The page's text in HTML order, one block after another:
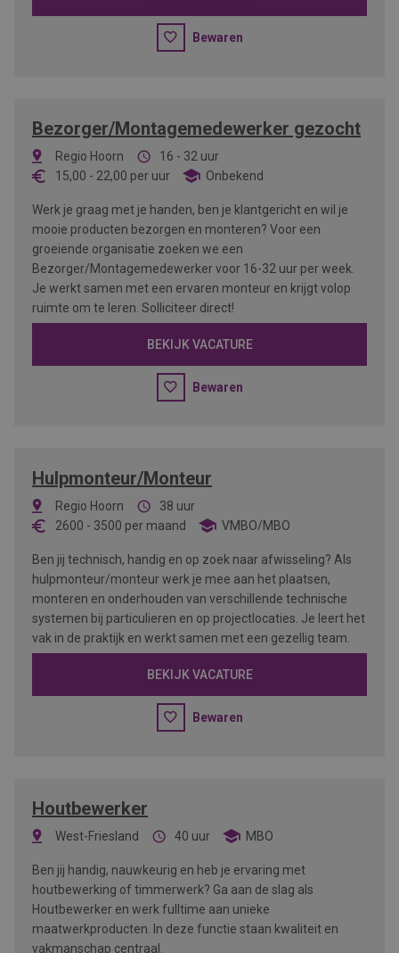
Bewaren
Bezorger/Montagemedewerker gezocht
Regio Hoorn
16 - 32 uur
15,00 - 22,00 per uur Onbekend
Werk je graag met je handen, ben je klantgericht en wil je
mooie producten bezorgen en monteren? Voor een
groeiende organisatie zoeken we een
Bezorger/Montagemedewerker voor 16-32 uur per week.
Je werkt samen met een ervaren monteur en krijgt volop
ruimte om te leren. Solliciteer direct!
BEKIJK VACATURE
Bewaren
Hulpmonteur/Monteur
Regio Hoorn
38 uur
2600 - 3500 per maand VMBO/MBO
Ben jij technisch, handig en op zoek naar afwisseling? Als
hulpmonteur/monteur werk je mee aan het plaatsen,
monteren en onderhouden van verschillende technische
systemen bij particulieren en op projectlocaties. Je leert het
vak in de praktijk en werkt samen met een gezellig team.
BEKIJK VACATURE
Bewaren
Houtbewerker
West-Friesland 40 uur MBO
Ben jij handig, nauwkeurig en heb je ervaring met
houtbewerking of timmerwerk? Ga aan de slag als
Houtbewerker en werk fulltime aan unieke
maatwerkproducten. In deze functie staan kwaliteit en
vakmanschap centraal.